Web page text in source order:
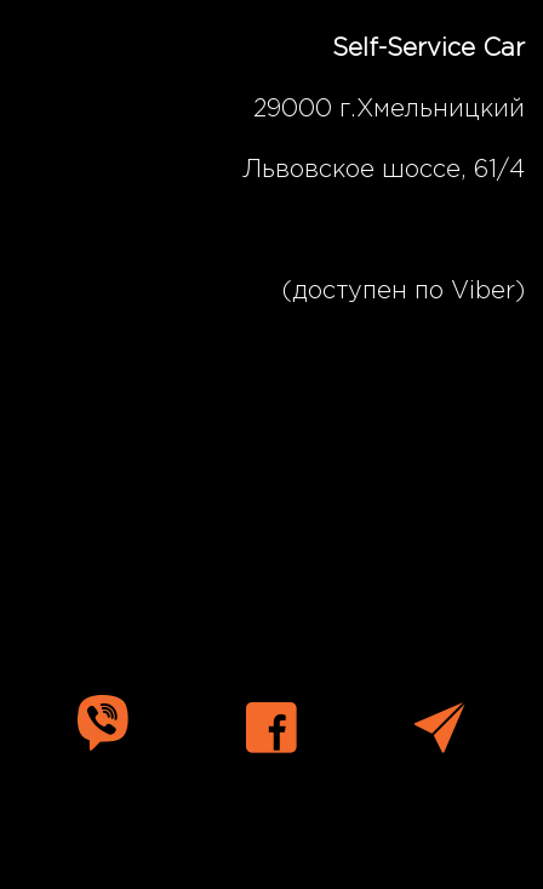
Self-Service Car
29000 г.Хмельницкий
Львовское шоссе, 61/4
(доступен по Viber)